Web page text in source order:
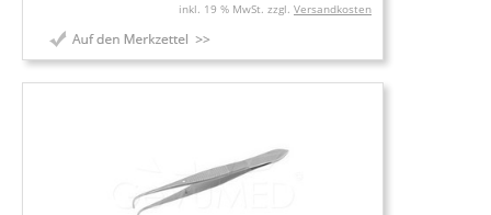
inkl. 19 % MwSt. zzgl. Versandkosten